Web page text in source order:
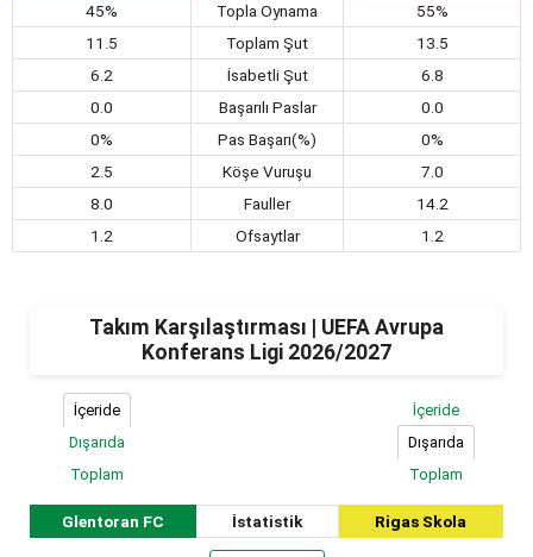
45% Topla Oynama
55%
11.5
Toplam Şut
13.5
6.2
İsabetli Şut
6.8
0.0
Başarılı Paslar
0.0
0%
Pas Başarı(%)
0%
2.5
Köşe Vuruşu
7.0
8.0
Fauller
14.2
1.2
Ofsaytlar 1.2
Takım Karşılaştırması | UEFA Avrupa
Konferans Ligi 2026/2027
İçeride
Dışarıda
Toplam
İçeride
Dışarıda
Toplam
Glentoran FC İstatistik Rigas Skola